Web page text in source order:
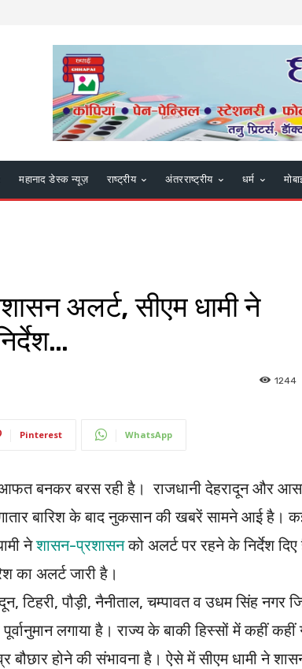
महानाद डेस्क न्यूज़ राष्ट्रीय अंतरराष्ट्रीय धर्म
अलर्ट, सीएम धामी ने
1244
Pinterest WhatsApp
आफत बनकर बरस रही है। राजधानी देहरादून और
बारिश के बाद नुकसान की खबरें सामने आई है।
नेशासन-प्रशासनको अलर्ट पर रहने के निर्देश दिए
का अलर्ट जारी है।
टिहरी, पौड़ी, नैनीताल, चम्पावत व उधम सिंह नगर
लगाया है। राज्य के बाकी हिस्सों में कहीं कहीं
होने की संभावना है। ऐसे में सीएम धामी ने